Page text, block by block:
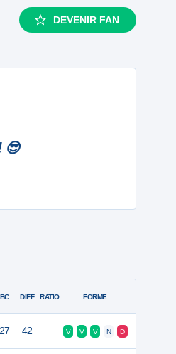
DEVENIR FAN
😎
BC DIFF RATIO FORME
27 42 V V V N D